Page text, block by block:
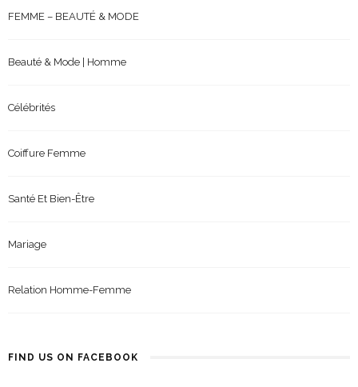
FEMME – BEAUTÉ & MODE
Beauté & Mode | Homme
Célébrités
Coiffure Femme
Santé Et Bien-Être
Mariage
Relation Homme-Femme
FIND US ON FACEBOOK